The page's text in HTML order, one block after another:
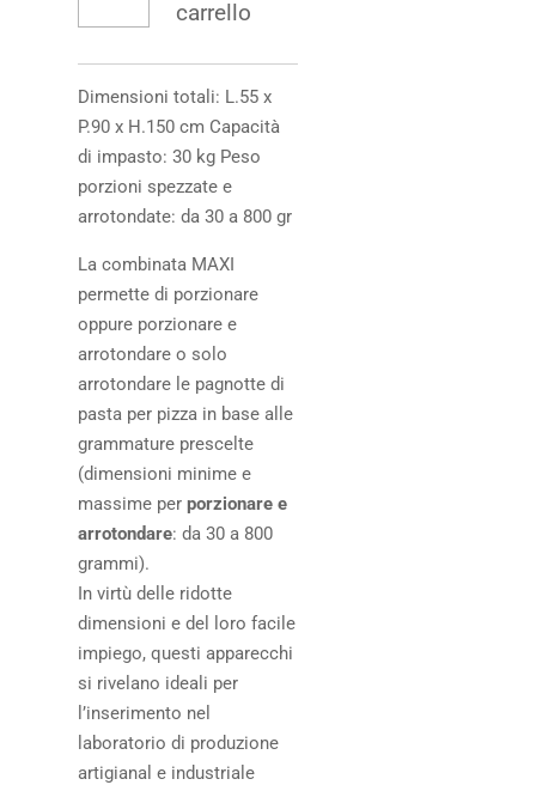
carrello
Dimensioni totali: L.55 x
P.90 x H.150 cm Capacità
di impasto: 30 kg Peso
porzioni spezzate e
arrotondate: da 30 a 800 gr
La combinata MAXI
permette di porzionare
oppure porzionare e
arrotondare o solo
arrotondare le pagnotte di
pasta per pizza in base alle
grammature prescelte
(dimensioni minime e
massime per porzionare e
arrotondare: da 30 a 800
grammi).
In virtù delle ridotte
dimensioni e del loro facile
impiego, questi apparecchi
si rivelano ideali per
l’inserimento nel
laboratorio di produzione
artigianal e industriale